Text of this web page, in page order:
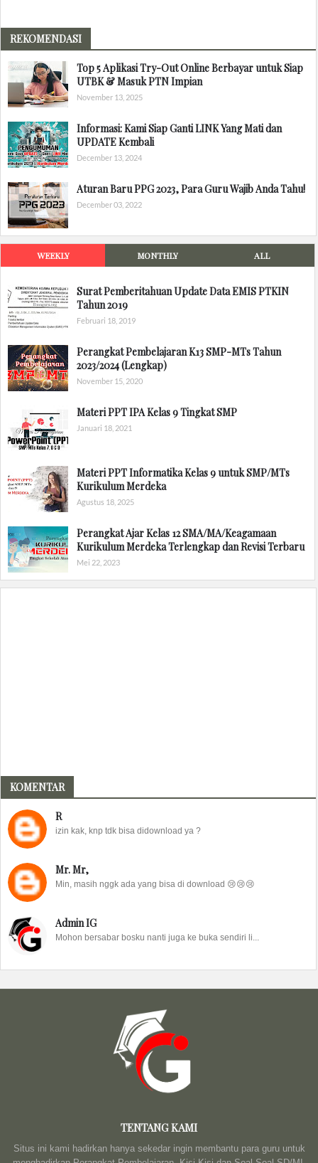
REKOMENDASI
Top 5 Aplikasi Try-Out Online Berbayar untuk Siap
UTBK & Masuk PTN Impian
November 13, 2025
Informasi: Kami Siap Ganti LINK Yang Mati dan
UPDATE Kembali
December 13, 2024
Aturan Baru PPG 2023, Para Guru Wajib Anda Tahu!
December 03, 2022
WEEKLY MONTHLY ALL
Surat Pemberitahuan Update Data EMIS PTKIN
Tahun 2019
Februari 18, 2019
Perangkat Pembelajaran K13 SMP-MTs Tahun
2023/2024 (Lengkap)
November 15, 2020
Materi PPT IPA Kelas 9 Tingkat SMP
Januari 18, 2021
Materi PPT Informatika Kelas 9 untuk SMP/MTs
Kurikulum Merdeka
Agustus 18, 2025
Perangkat Ajar Kelas 12 SMA/MA/Keagamaan
Kurikulum Merdeka Terlengkap dan Revisi Terbaru
Mei 22, 2023
KOMENTAR
R
izin kak, knp tdk bisa didownload ya ?
Mr. Mr,
Min, masih nggk ada yang bisa di download 😢😢😢
Admin IG
Mohon bersabar bosku nanti juga ke buka sendiri li...
TENTANG KAMI
Situs ini kami hadirkan hanya sekedar ingin membantu para guru untuk